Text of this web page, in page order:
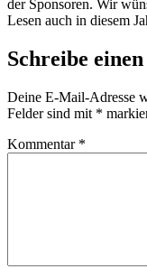
der Sponsoren. Wir
Lesen auch in diesem
Schreibe
Deine E-Mail-Adresse
Felder sind mit *
Kommentar *